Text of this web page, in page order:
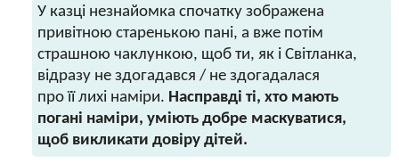
У казці незнайомка спочатку зображена
привітною старенькою пані, а вже потім
страшною чаклункою, щоб ти, як і Світланка,
відразу не здогадався / не здогадалася
про її лихі наміри. Насправді ті, хто мають
погані наміри, уміють добре маскуватися,
щоб викликати довіру дітей.